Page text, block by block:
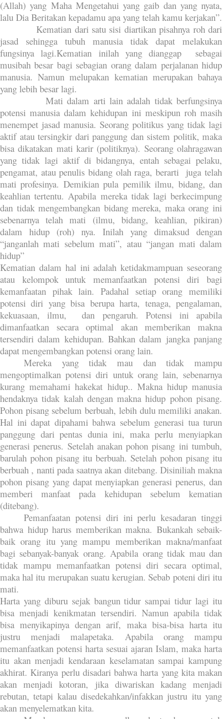
(Allah) yang Maha Mengetahui yang gaib dan yang nyata,
lalu Dia Beritakan kepadamu apa yang telah kamu kerjakan”.
Kematian dari satu sisi diartikan pisahnya roh dari
jasad sehingga tubuh manusia tidak dapat melakukan
fungsinya lagi.Kematian inilah yang dianggap
sebagai
musibah besar bagi sebagian orang dalam perjalanan hidup
manusia. Namun melupakan kematian merupakan bahaya
yang lebih besar lagi.
Mati dalam arti lain adalah tidak berfungsinya
potensi manusia dalam kehidupan ini meskipun roh masih
menempet jasad manusia. Seorang politikus yang tidak lagi
aktif atau tersingkir dari panggung dan sistem politik, maka
bisa dikatakan mati karir (politiknya). Seorang olahragawan
yang tidak lagi aktif di bidangnya, entah sebagai pelaku,
pengamat, atau penulis bidang olah raga, berarti
juga telah
mati profesinya. Demikian pula pemilik ilmu, bidang, dan
keahlian tertentu. Apabila mereka tidak lagi berkecimpung
dan tidak mengembangkan bidang mereka, maka orang ini
sebenarnya telah mati (ilmu, bidang, keahlian, pikiran)
dalam hidup (roh) nya. Inilah yang dimaksud dengan
“janganlah mati sebelum mati”, atau “jangan mati dalam
hidup”
Kematian dalam hal ini adalah ketidakmampuan seseorang
atau kelompok untuk memanfaatkan potensi diri bagi
kemanfaatan pihak lain. Padahal setiap orang memiliki
potensi diri yang bisa berupa harta, tenaga, pengalaman,
kekuasaan, ilmu,
dan pengaruh. Potensi ini apabila
dimanfaatkan secara optimal akan memberikan makna
tersendiri dalam kehidupan. Bahkan dalam jangka panjang
dapat mengembangkan potensi orang lain.
Mereka yang tidak mau dan tidak mampu
mengoptimalkan potensi diri untuk orang lain, sebenarnya
kurang memahami hakekat hidup.. Makna hidup manusia
hendaknya tidak kalah dengan makna hidup pohon pisang.
Pohon pisang sebelum berbuah, lebih dulu memiliki anakan.
Hal ini dapat dipahami bahwa sebelum generasi tua turun
panggung dari pentas dunia ini, maka perlu menyiapkan
generasi penerus. Setelah anakan pohon pisang ini tumbuh,
barulah pohon pisang itu berbuah. Setelah pohon pisang itu
berbuah , nanti pada saatnya akan ditebang. Disiniliah makna
pohon pisang yang dapat menyiapkan generasi penerus, dan
memberi manfaat pada kehidupan sebelum kematian
(ditebang).
Pemanfaatan potensi diri ini perlu kesadaran tinggi
bahwa hidup harus memberikan makna. Bukankah sebaik-
baik orang itu yang mampu memberikan makna/manfaat
bagi sebanyak-banyak orang. Apabila orang tidak mau dan
tidak mampu memanfaatkan potensi diri secara optimal,
maka hal itu merupakan suatu kerugian. Sebab poteni diri itu
mati.
Harta yang diburu sejak bangun tidur sampai tidur lagi itu
bisa menjadi kenikmatan tersendiri. Namun apabila tidak
bisa menyikapinya dengan arif, maka bisa-bisa harta itu
justru menjadi malapetaka. Apabila orang mampu
memanfaatkan potensi harta sesuai ajaran Islam, maka harta
itu akan menjadi kendaraan keselamatan sampai kampung
akhirat. Kiranya perlu disadari bahwa harta yang kita makan
akan menjadi kotoran, jika diwariskan kadang menjadi
rebutan, tetapi kalau disedekahkan/infakkan justru itu yang
akan menyelematkan kita.